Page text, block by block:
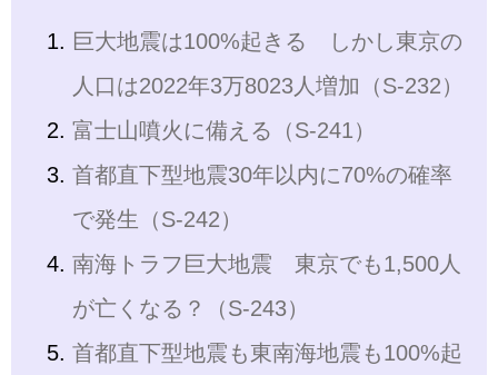
巨大地震は100%起きる しかし東京の
人口は2022年3万8023人増加（S-232）
富士山噴火に備える（S-241）
首都直下型地震30年以内に70%の確率
で発生（S-242）
南海トラフ巨大地震 東京でも1,500人
が亡くなる？（S-243）
首都直下型地震も東南海地震も100%起